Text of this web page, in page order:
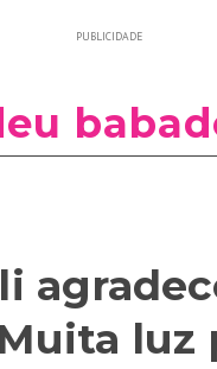
PUBLICIDADE
luz